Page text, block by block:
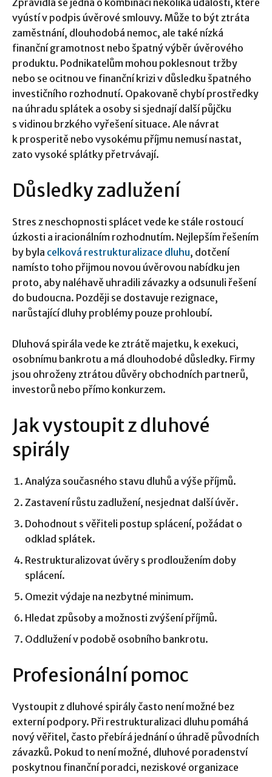
Zpravidla se jedná o kombinaci několika událostí, které
vyústí v podpis úvěrové smlouvy. Může to být ztráta
zaměstnání, dlouhodobá nemoc, ale také nízká
finanční gramotnost nebo špatný výběr úvěrového
produktu. Podnikatelům mohou poklesnout tržby
nebo se ocitnou ve finanční krizi v důsledku špatného
investičního rozhodnutí. Opakovaně chybí prostředky
na úhradu splátek a osoby si sjednají další půjčku
s vidinou brzkého vyřešení situace. Ale návrat
k prosperitě nebo vysokému příjmu nemusí nastat,
zato vysoké splátky přetrvávají.
Důsledky zadlužení
Stres z neschopnosti splácet vede ke stále rostoucí
úzkosti a iracionálním rozhodnutím. Nejlepším řešením
by byla celková restrukturalizace dluhu, dotčení
namísto toho přijmou novou úvěrovou nabídku jen
proto, aby naléhavě uhradili závazky a odsunuli řešení
do budoucna. Později se dostavuje rezignace,
narůstající dluhy problémy pouze prohloubí.
Dluhová spirála vede ke ztrátě majetku, k exekuci,
osobnímu bankrotu a má dlouhodobé důsledky. Firmy
jsou ohroženy ztrátou důvěry obchodních partnerů,
investorů nebo přímo konkurzem.
Jak vystoupit z dluhové
spirály
Analýza současného stavu dluhů a výše příjmů.
Zastavení růstu zadlužení, nesjednat další úvěr.
Dohodnout s věřiteli postup splácení, požádat o
odklad splátek.
Restrukturalizovat úvěry s prodloužením doby
splácení.
Omezit výdaje na nezbytné minimum.
Hledat způsoby a možnosti zvýšení příjmů.
Oddlužení v podobě osobního bankrotu.
Profesionální pomoc
Vystoupit z dluhové spirály často není možné bez
externí podpory. Při restrukturalizaci dluhu pomáhá
nový věřitel, často přebírá jednání o úhradě původních
závazků. Pokud to není možné, dluhové poradenství
poskytnou finanční poradci, neziskové organizace